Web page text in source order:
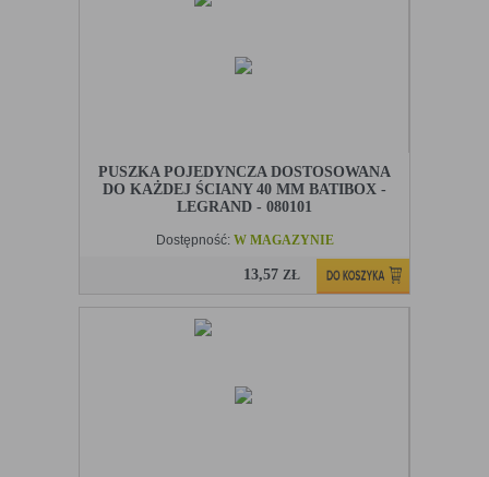
PUSZKA POJEDYNCZA DOSTOSOWANA
DO KAŻDEJ ŚCIANY 40 MM BATIBOX -
LEGRAND - 080101
Dostępność: W MAGAZYNIE
13,57ZŁ